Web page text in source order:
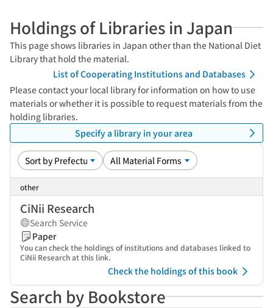
Holdings of Libraries in Japan
This page shows libraries in Japan other than the National Diet
Library that hold the material.
List of Cooperating Institutions and Databases
Please contact your local library for information on how to use
materials or whether it is possible to request materials from the
holding libraries.
Specify a library in your area
other
CiNii Research
Search Service
Paper
You can check the holdings of institutions and databases linked to
CiNii Research at this link.
Check the holdings of this book
Search by Bookstore